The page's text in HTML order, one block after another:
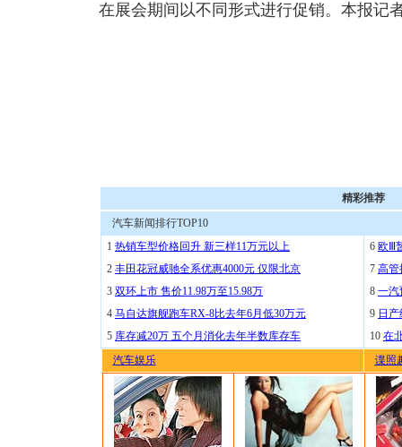
在展会期间以不同形式进行促销。本报记
精彩推荐
汽车新闻排行TOP10
1 热销车型价格回升 新三样11万元以上
2 丰田花冠威驰全系优惠4000元 仅限北京
3 双环上市 售价11.98万至15.98万
4 马自达旗舰跑车RX-8比去年6月低30万元
5 库存减20万 五个月消化去年半数库存车
6 欧Ⅲ
7 高管
8 一汽
9 日
10 在
汽车娱乐
谍照